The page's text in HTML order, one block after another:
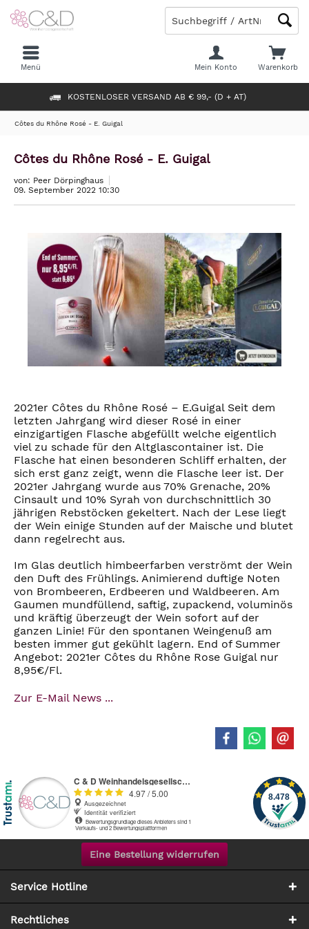
KOSTENLOSER VERSAND AB € 99,- (D + AT)
Warenkorb
Mein Konto
Menü
Côtes du Rhône Rosé - E. Guigal
Côtes du Rhône Rosé - E. Guigal
von: Peer Dörpinghaus
09. September 2022 10:30
2021er Côtes du Rhône Rosé – E.Guigal Seit dem
letzten Jahrgang wird dieser Rosé in einer
einzigartigen Flasche abgefüllt welche eigentlich
viel zu schade für den Altglascontainer ist. Die
Flasche hat einen besonderen Schliff erhalten, der
sich erst ganz zeigt, wenn die Flasche leer ist. Der
2021er Jahrgang wurde aus 70% Grenache, 20%
Cinsault und 10% Syrah von durchschnittlich 30
jährigen Rebstöcken gekeltert. Nach der Lese liegt
der Wein einige Stunden auf der Maische und blutet
dann regelrecht aus.
Im Glas deutlich himbeerfarben verströmt der Wein
den Duft des Frühlings. Animierend duftige Noten
von Brombeeren, Erdbeeren und Waldbeeren. Am
Gaumen mundfüllend, saftig, zupackend, voluminös
und kräftig überzeugt der Wein sofort auf der
ganzen Linie! Für den spontanen Weingenuß am
besten immer gut gekühlt lagern. End of Summer
Angebot: 2021er Côtes du Rhône Rose Guigal nur
8,95€/Fl.
Zur E-Mail News ...
Eine Bestellung widerrufen
Service Hotline
Rechtliches